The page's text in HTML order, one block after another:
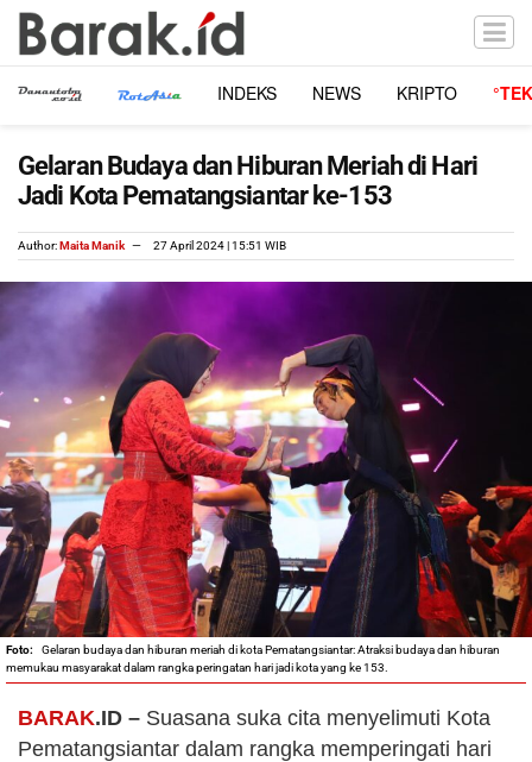
INDEKS NEWS KRIPTO
Gelaran Budaya dan Hiburan Meriah di Hari
Jadi Kota Pematangsiantar ke-153
Author:Maita Manik 27 April 2024 | 15:51 WIB
Gelaran budaya dan hiburan meriah di kota Pematangsiantar: Atraksi budaya dan hiburan
memukau masyarakat dalam rangka peringatan hari jadi kota yang ke 153.
BARAK.ID – Suasana suka cita menyelimuti Kota
Pematangsiantar dalam rangka memperingati hari